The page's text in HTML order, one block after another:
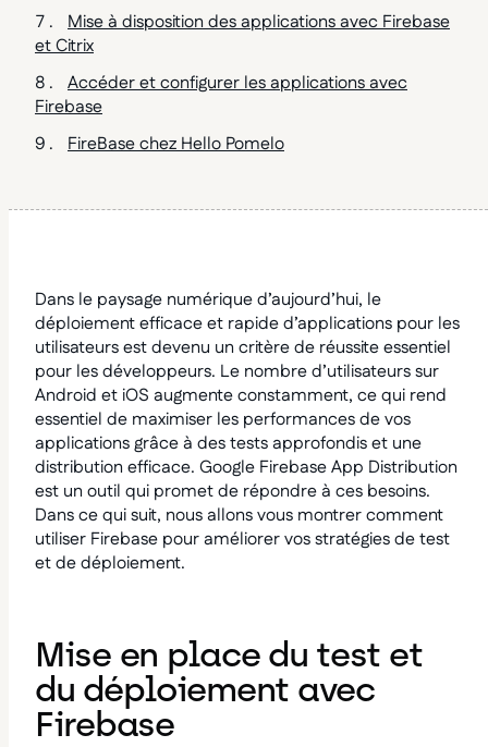
Mise à disposition des applications avec Firebase
et Citrix
Accéder et configurer les applications avec
Firebase
FireBase chez Hello Pomelo
Dans le paysage numérique d’aujourd’hui, le
déploiement efficace et rapide d’applications pour les
utilisateurs est devenu un critère de réussite essentiel
pour les développeurs. Le nombre d’utilisateurs sur
Android et iOS augmente constamment, ce qui rend
essentiel de maximiser les performances de vos
applications grâce à des tests approfondis et une
distribution efficace. Google Firebase App Distribution
est un outil qui promet de répondre à ces besoins.
Dans ce qui suit, nous allons vous montrer comment
utiliser Firebase pour améliorer vos stratégies de test
et de déploiement.
Mise en place du test et
du déploiement avec
Firebase